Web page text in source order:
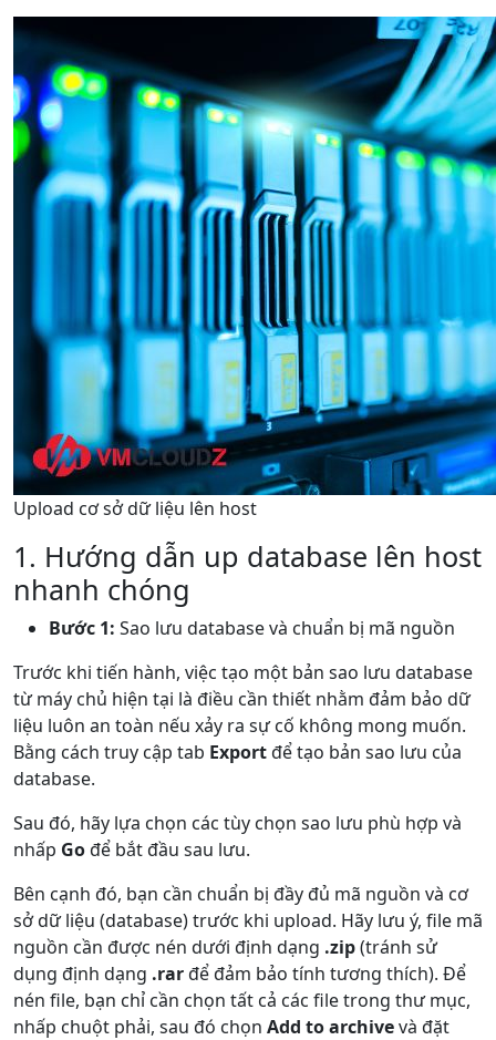
Upload cơ sở dữ liệu lên host
1. Hướng dẫn up database lên host
nhanh chóng
Bước 1: Sao lưu database và chuẩn bị mã nguồn
Trước khi tiến hành, việc tạo một bản sao lưu database
từ máy chủ hiện tại là điều cần thiết nhằm đảm bảo dữ
liệu luôn an toàn nếu xảy ra sự cố không mong muốn.
Bằng cách truy cập tab Exportđể tạo bản sao lưu của
database.
Sau đó, hãy lựa chọn các tùy chọn sao lưu phù hợp và
nhấp Gođể bắt đầu sau lưu.
Bên cạnh đó, bạn cần chuẩn bị đầy đủ mã nguồn và cơ
sở dữ liệu (database) trước khi upload. Hãy lưu ý, file mã
nguồn cần được nén dưới định dạng .zip(tránh sử
dụng định dạng .rarđể đảm bảo tính tương thích). Để
nén file, bạn chỉ cần chọn tất cả các file trong thư mục,
nhấp chuột phải, sau đó chọn Add to archivevà đặt